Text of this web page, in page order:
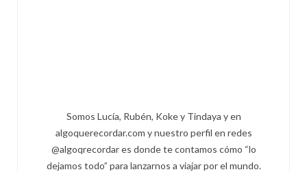
Somos Lucía, Rubén, Koke y Tindaya y en
algoquerecordar.com y nuestro perfil en redes
@algoqrecordar es donde te contamos cómo “lo
dejamos todo” para lanzarnos a viajar por el mundo.